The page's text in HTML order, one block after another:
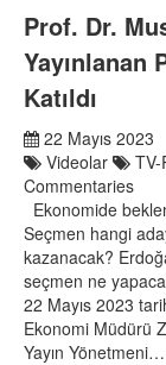
Prof. Dr.
Yayınlanan
Katıldı
22 Mayıs 2023
Videolar
Commentaries
Ekonomide
Seçmen hangi
kazanacak?
seçmen ne
22 Mayıs 2023
Ekonomi Müdürü
Yayın Yönetmeni…